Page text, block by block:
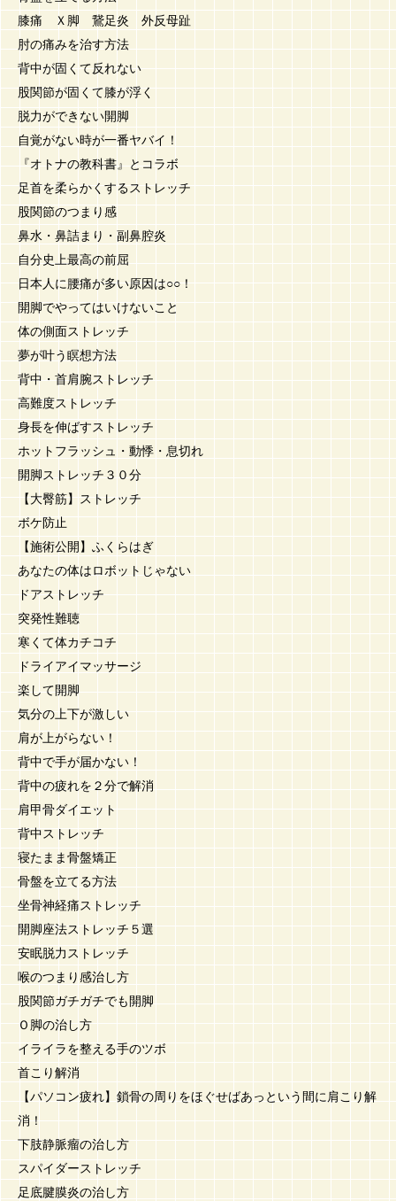
膝痛 Ｘ脚 鵞足炎 外反母趾
肘の痛みを治す方法
背中が固くて反れない
股関節が固くて膝が浮く
脱力ができない開脚
自覚がない時が一番ヤバイ！
『オトナの教科書』とコラボ
足首を柔らかくするストレッチ
股関節のつまり感
鼻水・鼻詰まり・副鼻腔炎
自分史上最高の前屈
日本人に腰痛が多い原因は○○！
開脚でやってはいけないこと
体の側面ストレッチ
夢が叶う瞑想方法
背中・首肩腕ストレッチ
高難度ストレッチ
身長を伸ばすストレッチ
ホットフラッシュ・動悸・息切れ
開脚ストレッチ３０分
【大臀筋】ストレッチ
ボケ防止
【施術公開】ふくらはぎ
あなたの体はロボットじゃない
ドアストレッチ
突発性難聴
寒くて体カチコチ
ドライアイマッサージ
楽して開脚
気分の上下が激しい
肩が上がらない！
背中で手が届かない！
背中の疲れを２分で解消
肩甲骨ダイエット
背中ストレッチ
寝たまま骨盤矯正
骨盤を立てる方法
坐骨神経痛ストレッチ
開脚座法ストレッチ５選
安眠脱力ストレッチ
喉のつまり感治し方
股関節ガチガチでも開脚
Ｏ脚の治し方
イライラを整える手のツボ
首こり解消
【パソコン疲れ】鎖骨の周りをほぐせばあっという間に肩こり解
消！
下肢静脈瘤の治し方
スパイダーストレッチ
足底腱膜炎の治し方